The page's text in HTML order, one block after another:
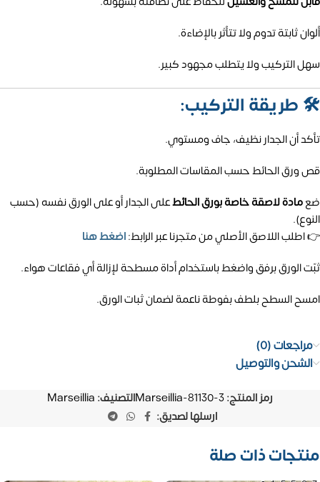
ألوان ثابتة تدوم ولا تتأثر بالإضاءة.
سهل التركيب ولا يتطلب مجهود كبير.
🛠️ طريقة التركيب:
تأكد أن الجدار نظيف، جاف ومستوي.
قص ورق الحائط حسب المقاسات المطلوبة.
ضعمادة لاصقة خاصة بورق الحائطعلى الجدار أو على الورق نفسه (حسب
النوع).
👉 اطلب اللاصق الأصلي من متجرنا عبر الرابط:اضغط هنا
ثبّت الورق برفق واضغط باستخدام أداة مسطحة لإزالة أي فقاعات هواء.
امسح السطح بلطف بفوطة ناعمة لضمان ثبات الورق.
مراجعات (0)
الشحن والتوصيل
رمز المنتج:Marseillia-81130-3التصنيف: Marseillia
ارسلها لصديق:
منتجات ذات صلة